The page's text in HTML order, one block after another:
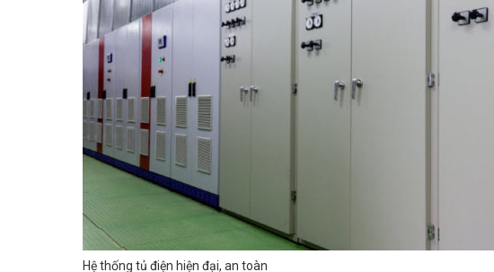
Hệ thống tủ điện hiện đại, an toàn